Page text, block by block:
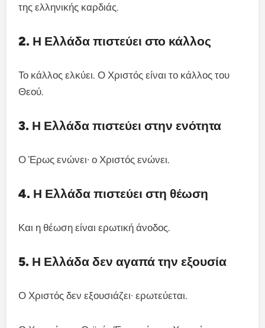
της ελληνικής καρδιάς.
2. Η Ελλάδα πιστεύει στο κάλλος
Το κάλλος ελκύει. Ο Χριστός είναι το κάλλος του
Θεού.
3. Η Ελλάδα πιστεύει στην ενότητα
Ο Έρως ενώνει· ο Χριστός ενώνει.
4. Η Ελλάδα πιστεύει στη θέωση
Και η θέωση είναι ερωτική άνοδος.
5. Η Ελλάδα δεν αγαπά την εξουσία
Ο Χριστός δεν εξουσιάζει· ερωτεύεται.